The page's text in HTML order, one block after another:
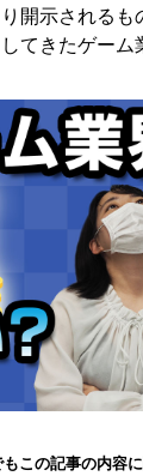
開示される
てきたゲー
この記事の内容